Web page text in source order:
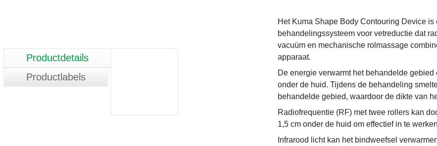
Het Kuma Shape Body Contouring Device is
behandelingssysteem voor vetreductie dat
vacuüm en mechanische rolmassage
apparaat.
De energie verwarmt het behandelde
onder de huid. Tijdens de behandeling
behandelde gebied, waardoor de dikte van
Radiofrequentie (RF) met twee rollers kan
1,5 cm onder de huid om effectief in te
Infrarood licht kan het bindweefsel
Productdetails
Productlabels